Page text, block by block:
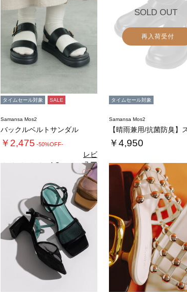
タイムセール対象 SALE
Samansa Mos2
バックルベルトサンダル
￥2,475 -50%OFF-
4.3（3）
レビ
ュー
を見
る
SOLD OUT
再入荷受付
タイムセール対象
Samansa Mos2
￥4,950
4.8（15）
お気に入り